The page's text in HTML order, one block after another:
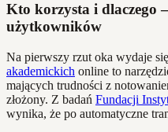
Kto korzysta i dlaczego
użytkowników
Na pierwszy rzut oka wydaje
akademickich online to
mających trudności z
złożony. Z badań Fundacji
wynika, że po automatyczne